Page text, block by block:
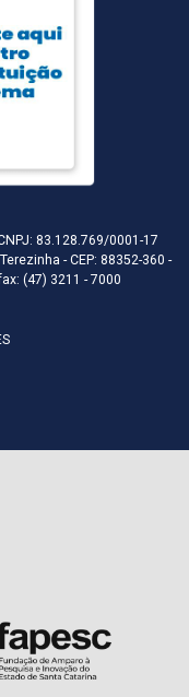
83.128.769/0001-17
- CEP: 88352-360 -
(47) 3211 - 7000